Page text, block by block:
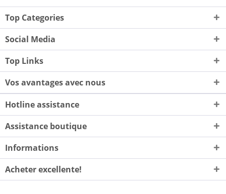
Top Categories
Social Media
Top Links
Vos avantages avec nous
Hotline assistance
Assistance boutique
Informations
Acheter excellente!